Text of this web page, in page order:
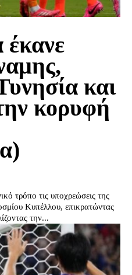
και
κορυφή
τρόπο τις υποχρεώσεις της
Κυπέλλου, επικρατώντας
την...